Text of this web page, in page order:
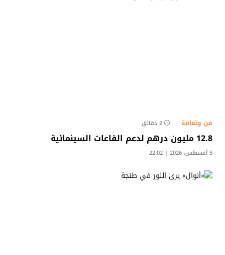
فن وثقافة 2 دقائق
12.8 مليون درهم لدعم القاعات السينمائية
5 أغسطس، 2026 | 22:02